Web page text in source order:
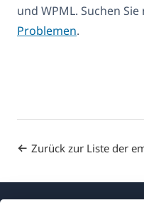
und WPML. Suchen Sie
Problemen.
Zurück zur Liste der